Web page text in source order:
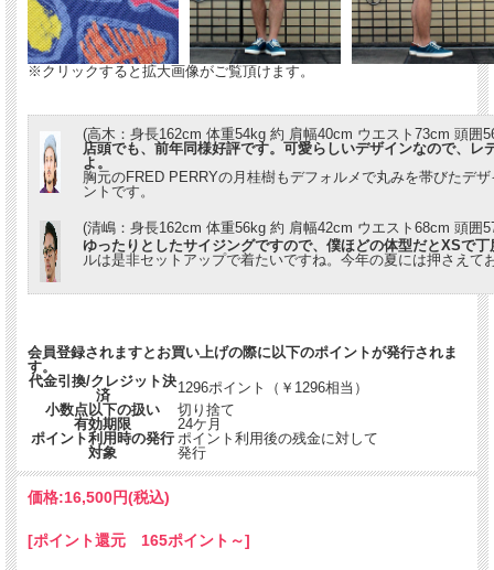
※クリックすると拡大画像がご覧頂けます。
(高木：身長162cm 体重54kg 約 肩幅40cm ウエスト73cm 頭囲
店頭でも、前年同様好評です。可愛らしいデザインなので、レ
よ。
胸元のFRED PERRYの月桂樹もデフォルメで丸みを帯びたデ
ントです。
(清嶋：身長162cm 体重56kg 約 肩幅42cm ウエスト68cm 頭囲
ゆったりとしたサイジングですので、僕ほどの体型だとXSで
ルは是非セットアップで着たいですね。今年の夏には押さえて
会員登録されますとお買い上げの際に以下のポイントが発行されま
す。
代金引換/クレジット決
済
1296ポイント（￥1296相当）
小数点以下の扱い
切り捨て
有効期限
24ケ月
ポイント利用時の発行
対象
ポイント利用後の残金に対して
発行
価格:16,500円(税込)
[ポイント還元 165ポイント～]